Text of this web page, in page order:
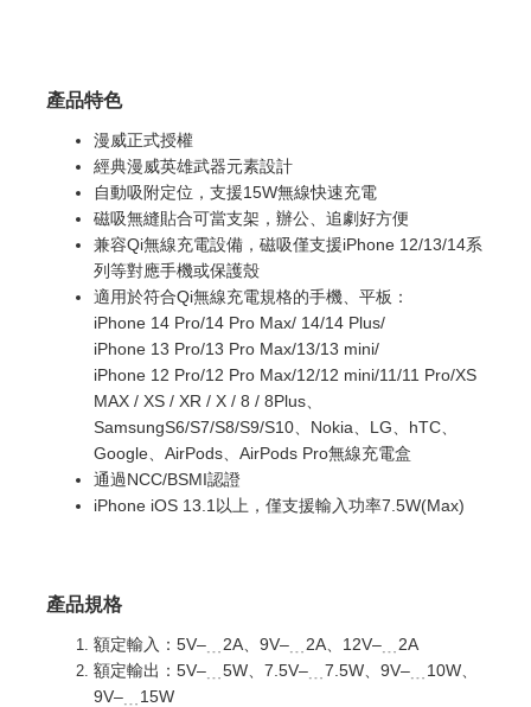
產品特色
漫威正式授權
經典漫威英雄武器元素設計
自動吸附定位，支援15W無線快速充電
磁吸無縫貼合可當支架，辦公、追劇好方便
兼容Qi無線充電設備，磁吸僅支援iPhone 12/13/14系
列等對應手機或保護殼
適用於符合Qi無線充電規格的手機、平板：
iPhone 14 Pro/14 Pro Max/ 14/14 Plus/
iPhone 13 Pro/13 Pro Max/13/13 mini/
iPhone 12 Pro/12 Pro Max/12/12 mini/11/11 Pro/XS
MAX / XS / XR / X / 8 / 8Plus、
SamsungS6/S7/S8/S9/S10、Nokia、LG、hTC、
Google、AirPods、AirPods Pro無線充電盒
通過NCC/BSMI認證
iPhone iOS 13.1以上，僅支援輸入功率7.5W(Max)
產品規格
額定輸入：5V–﹍2A、9V–﹍2A、12V–﹍2A
額定輸出：5V–﹍5W、7.5V–﹍7.5W、9V–﹍10W、
9V–﹍15W